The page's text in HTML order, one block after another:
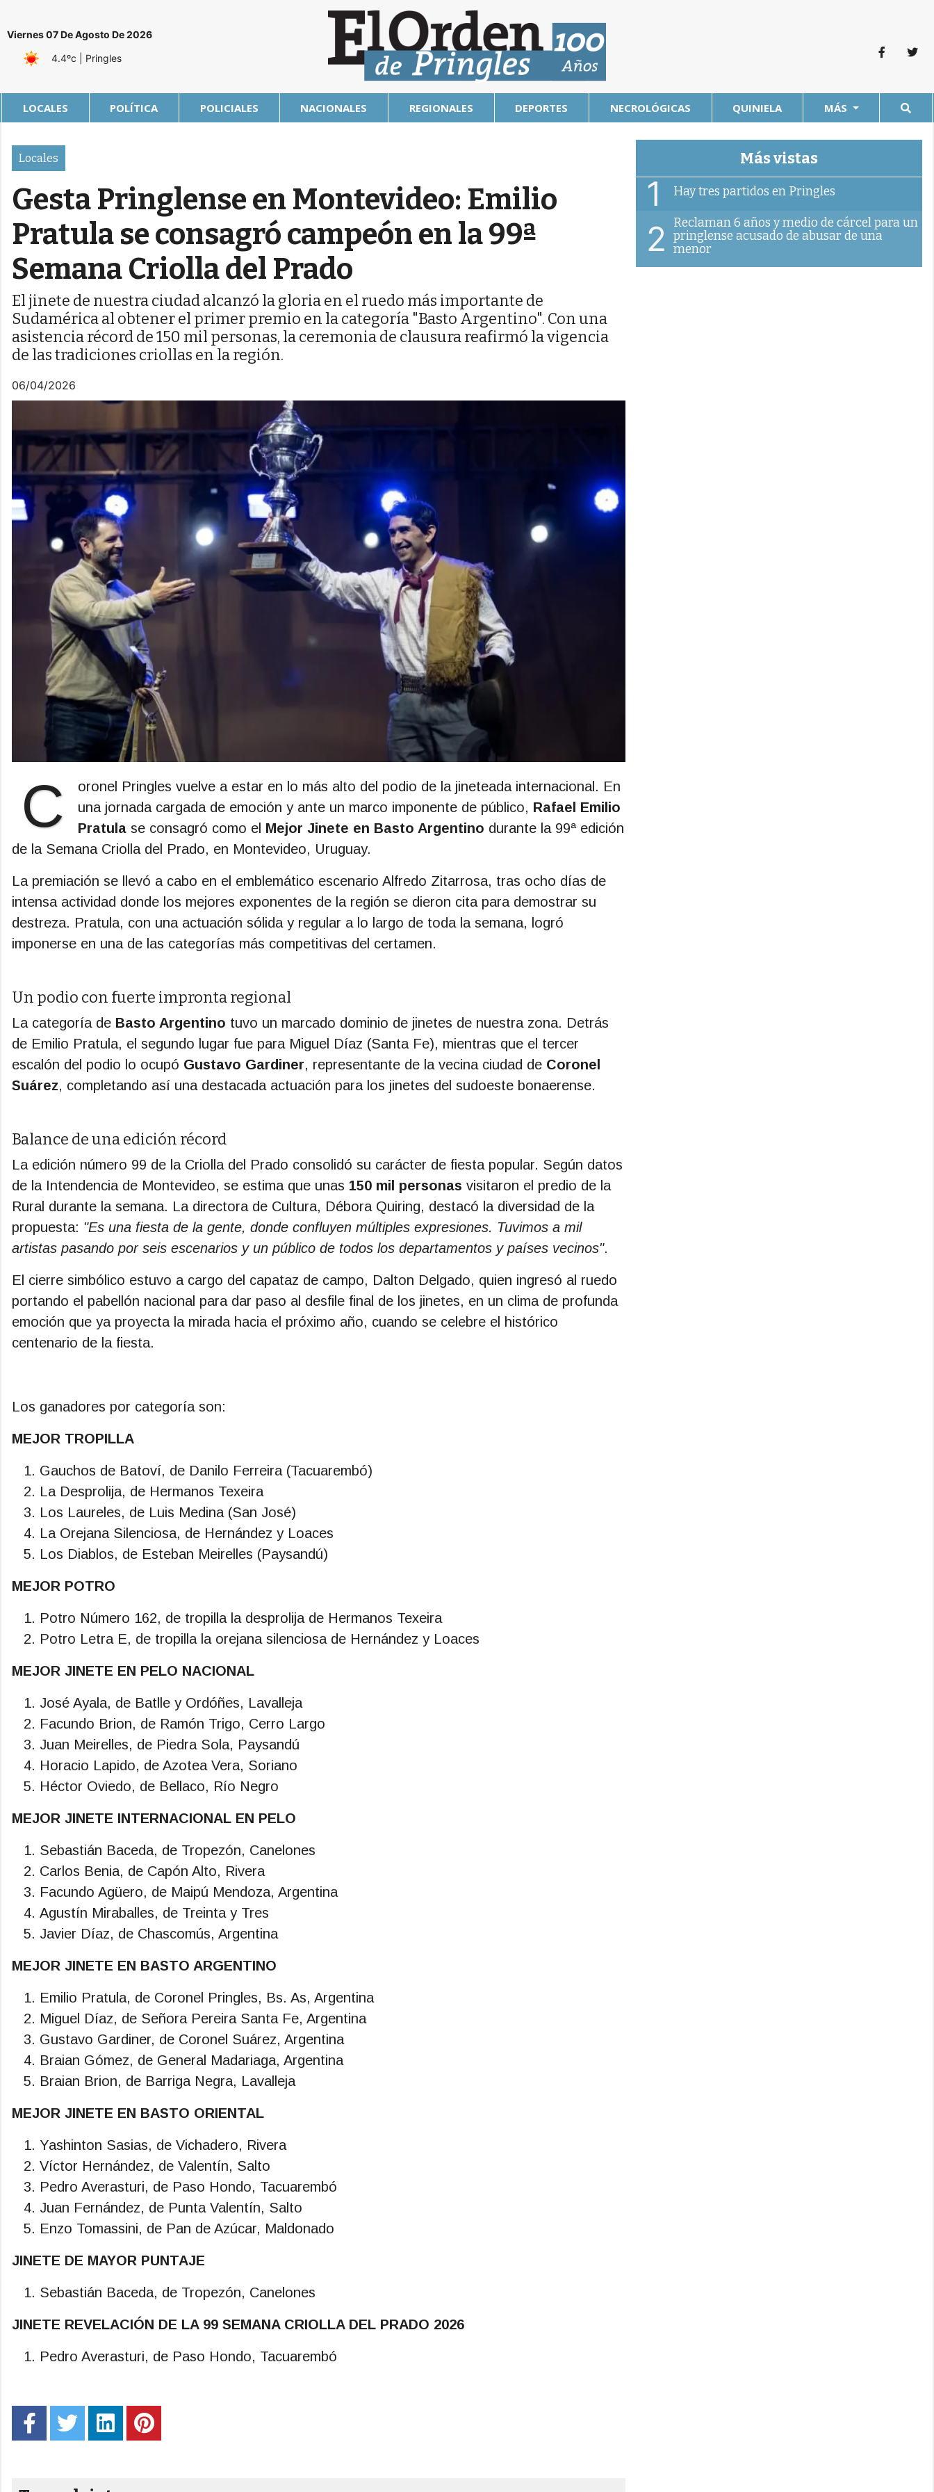
Viernes 07 De Agosto De 2026
4.4ºc
| Pringles
LOCALES POLÍTICA POLICIALES NACIONALES REGIONALES DEPORTES NECROLÓGICAS QUINIELA MÁS
Locales
Gesta Pringlense en Montevideo: Emilio
Pratula se consagró campeón en la 99ª
Semana Criolla del Prado
El jinete de nuestra ciudad alcanzó la gloria en el ruedo más importante de
Sudamérica al obtener el primer premio en la categoría "Basto Argentino". Con una
asistencia récord de 150 mil personas, la ceremonia de clausura reafirmó la vigencia
de las tradiciones criollas en la región.
06/04/2026
C
oronel Pringles vuelve a estar en lo más alto del podio de la jineteada internacional. En
una jornada cargada de emoción y ante un marco imponente de público, Rafael Emilio
Pratula se consagró como el Mejor Jinete en Basto Argentino durante la 99ª edición
de la Semana Criolla del Prado, en Montevideo, Uruguay.
La premiación se llevó a cabo en el emblemático escenario Alfredo Zitarrosa, tras ocho días de
intensa actividad donde los mejores exponentes de la región se dieron cita para demostrar su
destreza. Pratula, con una actuación sólida y regular a lo largo de toda la semana, logró
imponerse en una de las categorías más competitivas del certamen.
Un podio con fuerte impronta regional
La categoría de Basto Argentino tuvo un marcado dominio de jinetes de nuestra zona. Detrás
de Emilio Pratula, el segundo lugar fue para Miguel Díaz (Santa Fe), mientras que el tercer
escalón del podio lo ocupó Gustavo Gardiner, representante de la vecina ciudad de Coronel
Suárez, completando así una destacada actuación para los jinetes del sudoeste bonaerense.
Balance de una edición récord
La edición número 99 de la Criolla del Prado consolidó su carácter de fiesta popular. Según datos
de la Intendencia de Montevideo, se estima que unas 150 mil personas visitaron el predio de la
Rural durante la semana. La directora de Cultura, Débora Quiring, destacó la diversidad de la
propuesta: "Es una fiesta de la gente, donde confluyen múltiples expresiones. Tuvimos a mil
artistas pasando por seis escenarios y un público de todos los departamentos y países vecinos".
El cierre simbólico estuvo a cargo del capataz de campo, Dalton Delgado, quien ingresó al ruedo
portando el pabellón nacional para dar paso al desfile final de los jinetes, en un clima de profunda
emoción que ya proyecta la mirada hacia el próximo año, cuando se celebre el histórico
centenario de la fiesta.
Los ganadores por categoría son:
MEJOR TROPILLA
Gauchos de Batoví, de Danilo Ferreira (Tacuarembó)
La Desprolija, de Hermanos Texeira
Los Laureles, de Luis Medina (San José)
La Orejana Silenciosa, de Hernández y Loaces
Los Diablos, de Esteban Meirelles (Paysandú)
MEJOR POTRO
Potro Número 162, de tropilla la desprolija de Hermanos Texeira
Potro Letra E, de tropilla la orejana silenciosa de Hernández y Loaces
MEJOR JINETE EN PELO NACIONAL
José Ayala, de Batlle y Ordóñes, Lavalleja
Facundo Brion, de Ramón Trigo, Cerro Largo
Juan Meirelles, de Piedra Sola, Paysandú
Horacio Lapido, de Azotea Vera, Soriano
Héctor Oviedo, de Bellaco, Río Negro
MEJOR JINETE INTERNACIONAL EN PELO
Sebastián Baceda, de Tropezón, Canelones
Carlos Benia, de Capón Alto, Rivera
Facundo Agüero, de Maipú Mendoza, Argentina
Agustín Miraballes, de Treinta y Tres
Javier Díaz, de Chascomús, Argentina
MEJOR JINETE EN BASTO ARGENTINO
Emilio Pratula, de Coronel Pringles, Bs. As, Argentina
Miguel Díaz, de Señora Pereira Santa Fe, Argentina
Gustavo Gardiner, de Coronel Suárez, Argentina
Braian Gómez, de General Madariaga, Argentina
Braian Brion, de Barriga Negra, Lavalleja
MEJOR JINETE EN BASTO ORIENTAL
Yashinton Sasias, de Vichadero, Rivera
Víctor Hernández, de Valentín, Salto
Pedro Averasturi, de Paso Hondo, Tacuarembó
Juan Fernández, de Punta Valentín, Salto
Enzo Tomassini, de Pan de Azúcar, Maldonado
JINETE DE MAYOR PUNTAJE
Sebastián Baceda, de Tropezón, Canelones
JINETE REVELACIÓN DE LA 99 SEMANA CRIOLLA DEL PRADO 2026
Pedro Averasturi, de Paso Hondo, Tacuarembó
Más vistas
1 Hay tres partidos en Pringles
2
Reclaman 6 años y medio de cárcel para un
pringlense acusado de abusar de una
menor